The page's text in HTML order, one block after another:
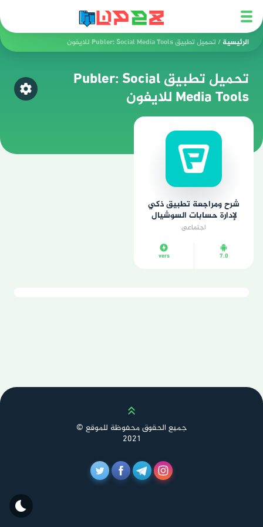
الرئيسية /تحميل تطبيق Publer: Social Media Tools للايفون
تحميل تطبيق Publer: Social
Media Tools للايفون اختر
شرح ومراجعة تطبيق ذكي
لإدارة حسابات السوشيال
ميديا بطريقة فعّالة وسلسة
اجتماعي
7.0
vers
Scroll up
جميع الحقوق محفوظة للموقع ©
2021